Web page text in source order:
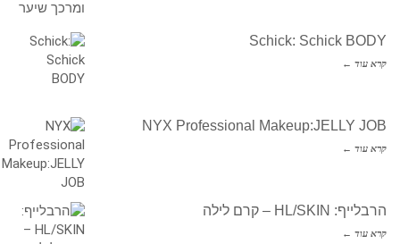
Schick: Schick BODY
קרא עוד ←
NYX Professional Makeup:JELLY JOB
קרא עוד ←
הרבלייף: HL/SKIN – קרם לילה
קרא עוד ←